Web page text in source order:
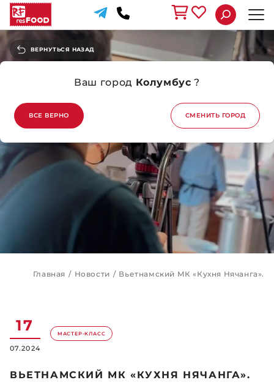
Ваш город Колумбус ?
ВСЕ ВЕРНО СМЕНИТЬ ГОРОД
ВЕРНУТЬСЯ НАЗАД
Главная / Новости / Вьетнамский МК «Кухня Нячанга».
17
07.2024
МАСТЕР-КЛАСС
ВЬЕТНАМСКИЙ МК «КУХНЯ НЯЧАНГА».